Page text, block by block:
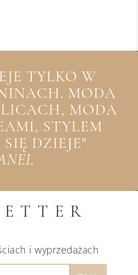
TYLKO W
MODA
MODA
STYLEM
DZIEJE"
i wyprzedażach